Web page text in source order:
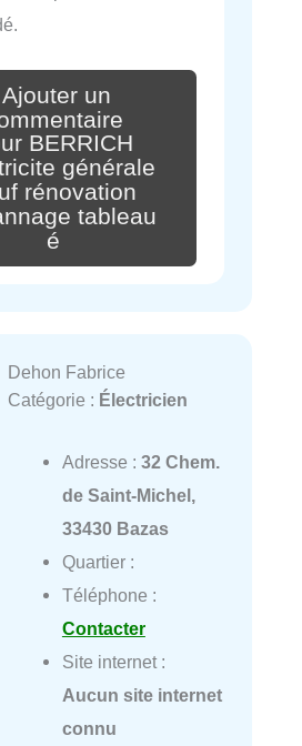
Ajouter un
BERRICH
générale
rénovation
tableau
é
Dehon Fabrice
Catégorie : Électricien
Adresse : 32 Chem.
de Saint-Michel,
33430 Bazas
Quartier :
Téléphone :
Contacter
Site internet :
Aucun site internet
connu